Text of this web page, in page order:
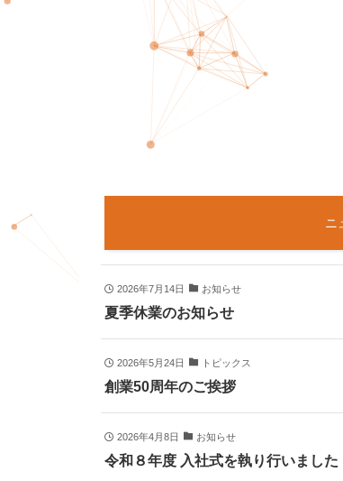
ニ
2026年7月14日 お知らせ
夏季休業のお知らせ
2026年5月24日 トピックス
創業50周年のご挨拶
2026年4月8日 お知らせ
令和８年度 入社式を執り行いました